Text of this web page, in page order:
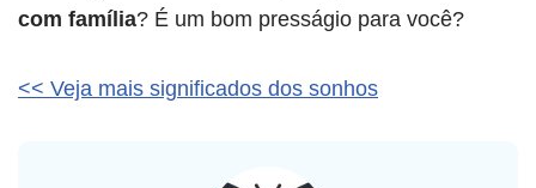
com família? É um bom presságio para você?
<< Veja mais significados dos sonhos